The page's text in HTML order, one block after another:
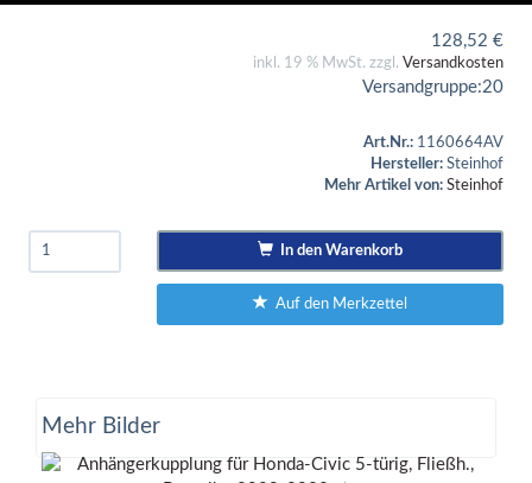
128,52 €
inkl. 19 % MwSt. zzgl. Versandkosten
Versandgruppe:20
Art.Nr.: 1160664AV
Hersteller: Steinhof
Mehr Artikel von: Steinhof
In den Warenkorb
Auf den Merkzettel
Mehr Bilder